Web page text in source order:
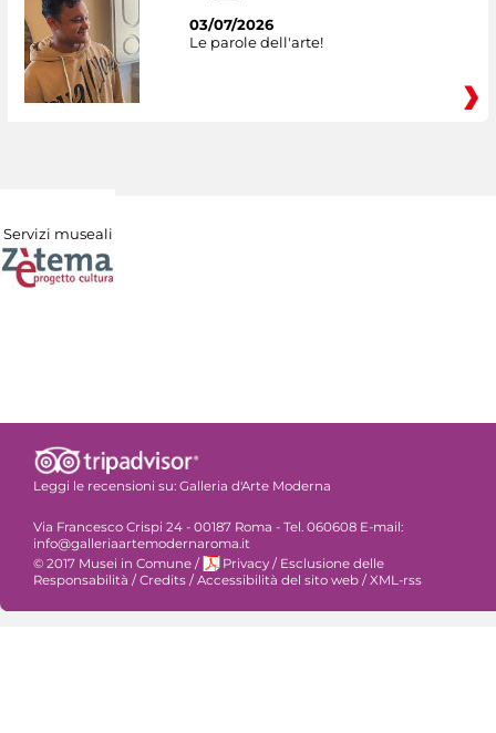
03/07/2026
Le parole dell'arte!
Servizi museali
Leggi le recensioni su: Galleria d'Arte Moderna
Via Francesco Crispi 24 - 00187 Roma - Tel. 060608 E-mail:
info@galleriaartemodernaroma.it
© 2017 Musei in Comune / Privacy / Esclusione delle
Responsabilità / Credits / Accessibilità del sito web / XML-rss